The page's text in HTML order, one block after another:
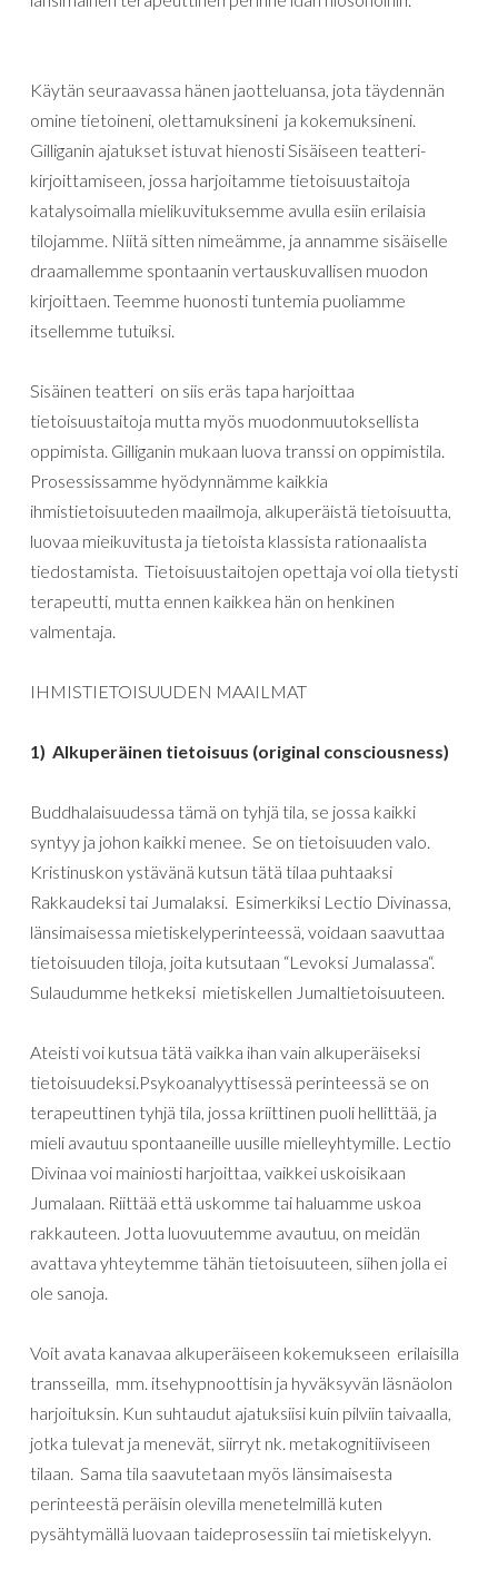
Käytän seuraavassa hänen jaotteluansa, jota täydennän
omine tietoineni, olettamuksineni ja kokemuksineni.
Gilliganin ajatukset istuvat hienostiSisäiseen teatteri-
kirjoittamiseen, jossa harjoitamme tietoisuustaitoja
katalysoimalla mielikuvituksemme avulla esiin erilaisia
tilojamme. Niitä sitten nimeämme, ja annamme sisäiselle
draamallemme spontaanin vertauskuvallisen muodon
kirjoittaen. Teemme huonosti tuntemia puoliamme
itsellemme tutuiksi.
Sisäinen teatteri on siis eräs tapa harjoittaa
tietoisuustaitoja mutta myös muodonmuutoksellista
oppimista. Gilliganin mukaan luova transsi on oppimistila.
Prosessissamme hyödynnämme kaikkia
ihmistietoisuuteden maailmoja, alkuperäistä tietoisuutta,
luovaa mieikuvitusta ja tietoista klassista rationaalista
tiedostamista. Tietoisuustaitojen opettaja voi olla tietysti
terapeutti, mutta ennen kaikkea hän on henkinen
valmentaja.
IHMISTIETOISUUDEN MAAILMAT
1) Alkuperäinen tietoisuus (original consciousness)
Buddhalaisuudessa tämä on tyhjä tila, se jossa kaikki
syntyy ja johon kaikki menee. Se on tietoisuuden valo.
Kristinuskon ystävänä kutsun tätä tilaa puhtaaksi
Rakkaudeksi tai Jumalaksi. Esimerkiksi Lectio Divinassa,
länsimaisessa mietiskelyperinteessä, voidaan saavuttaa
tietoisuuden tiloja, joita kutsutaan “Levoksi Jumalassa“.
Sulaudumme hetkeksi mietiskellen Jumaltietoisuuteen.
Ateistivoi kutsua tätä vaikka ihan vain alkuperäiseksi
tietoisuudeksi.Psykoanalyyttisessä perinteessä se on
terapeuttinen tyhjä tila, jossa kriittinen puoli hellittää, ja
mieli avautuu spontaaneille uusille mielleyhtymille. Lectio
Divinaa voi mainiosti harjoittaa, vaikkei uskoisikaan
Jumalaan. Riittää että uskomme tai haluamme uskoa
rakkauteen. Jotta luovuutemme avautuu, on meidän
avattava yhteytemme tähän tietoisuuteen, siihen jolla ei
ole sanoja.
Voit avata kanavaa alkuperäiseen kokemukseen erilaisilla
transseilla, mm. itsehypnoottisin ja hyväksyvän läsnäolon
harjoituksin. Kun suhtaudut ajatuksiisi kuin pilviin taivaalla,
jotka tulevat ja menevät, siirryt nk. metakognitiiviseen
tilaan. Sama tila saavutetaan myös länsimaisesta
perinteestä peräisin olevilla menetelmillä kuten
pysähtymällä luovaan taideprosessiin tai mietiskelyyn.